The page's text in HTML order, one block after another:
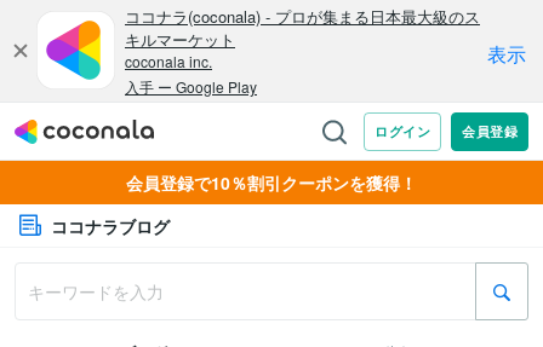
会員登録で10％割引クーポンを獲得！
ココナラブログ